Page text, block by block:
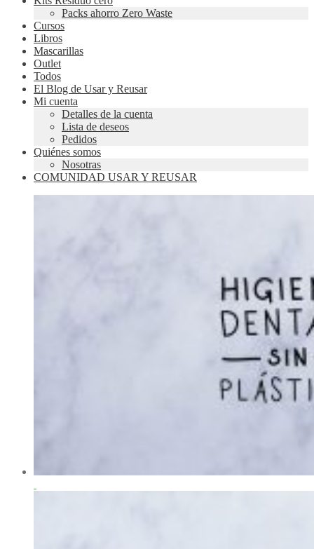
Packs ahorro Zero Waste
Cursos
Libros
Mascarillas
Outlet
Todos
El Blog de Usar y Reusar
Mi cuenta
Detalles de la cuenta
Lista de deseos
Pedidos
Quiénes somos
Nosotras
COMUNIDAD USAR Y REUSAR